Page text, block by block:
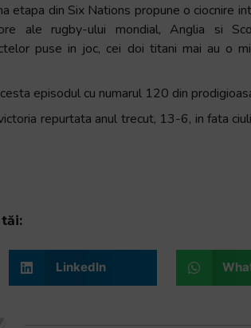
etapa din Six Nations propune o ciocnire
ale rugby-ului mondial, Anglia si
puse in joc, cei doi titani mai au o
episodul cu numarul 120 din
repurtata anul trecut, 13-6, in fata
LinkedIn